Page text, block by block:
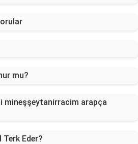
mu?
mineşşeytanirracim arapça
Terk Eder?